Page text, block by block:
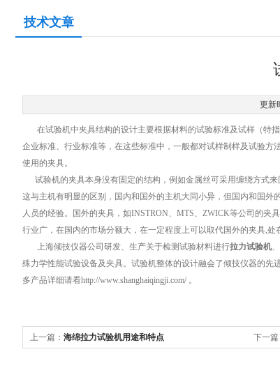
技术文章
更新
在试验机中夹具结构的设计主要根据材料的试验标准及试样（特
企业标准、行业标准等，在这些标准中，一般都对试样制样及试验
使用的夹具。
试验机的夹具本身没有固定的结构，例如金属丝可采用缠绕方式来
这与主机有明显的区别，国内和国外的主机大同小异，但国内和国
人员的经验。国外的夹具，如INSTRON、MTS、ZWICK等公司的夹
行业广，在国内的市场分额大，在一定程度上可以取代国外的夹具,处
上海倾技仪器公司研发、生产关于检测试验材料进行拉力试验机、
殊力学性能试验设备及夹具。试验机整体的设计融会了倾技仪器的
多产品详细请看http://www.shanghaiqingji.com/ 。
上一篇： 海绵拉力试验机用途和特点 下一篇